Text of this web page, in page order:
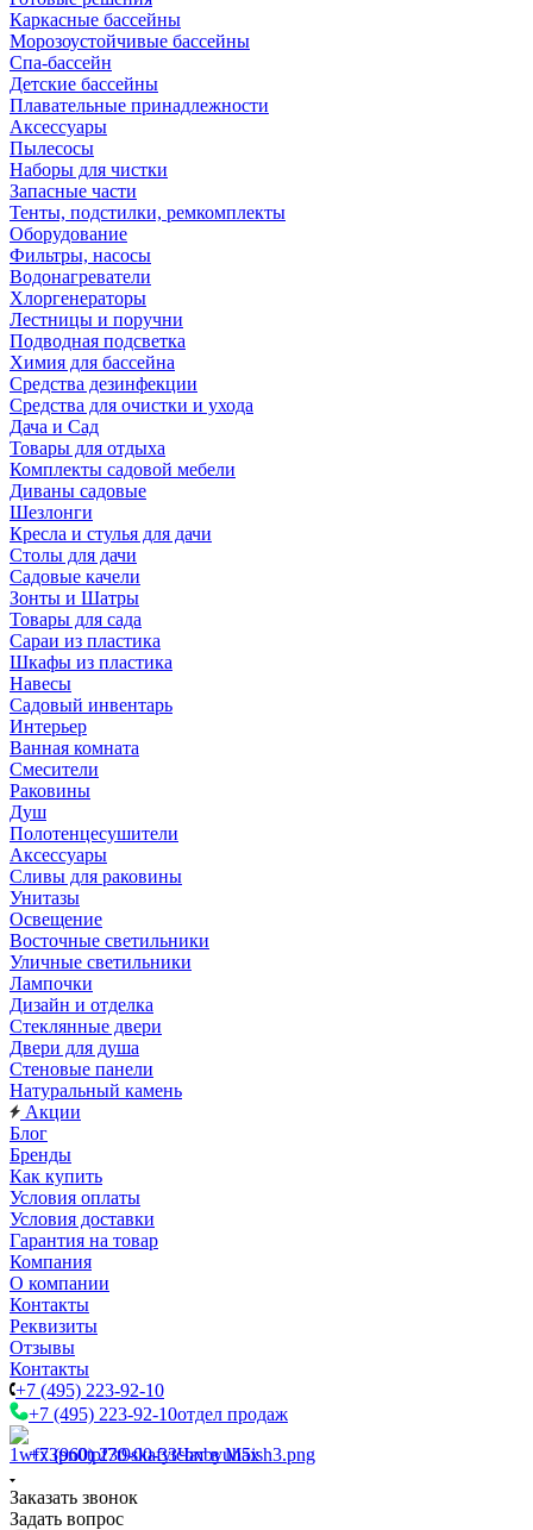
Каркасные бассейны
Морозоустойчивые бассейны
Спа-бассейн
Детские бассейны
Плавательные принадлежности
Аксессуары
Пылесосы
Наборы для чистки
Запасные части
Тенты, подстилки, ремкомплекты
Оборудование
Фильтры, насосы
Водонагреватели
Хлоргенераторы
Лестницы и поручни
Подводная подсветка
Химия для бассейна
Средства дезинфекции
Средства для очистки и ухода
Дача и Сад
Товары для отдыха
Комплекты садовой мебели
Диваны садовые
Шезлонги
Кресла и стулья для дачи
Столы для дачи
Садовые качели
Зонты и Шатры
Товары для сада
Сараи из пластика
Шкафы из пластика
Навесы
Садовый инвентарь
Интерьер
Ванная комната
Смесители
Раковины
Душ
Полотенцесушители
Аксессуары
Сливы для раковины
Унитазы
Освещение
Восточные светильники
Уличные светильники
Лампочки
Дизайн и отделка
Стеклянные двери
Двери для душа
Стеновые панели
Натуральный камень
Акции
Блог
Бренды
Как купить
Условия оплаты
Условия доставки
Гарантия на товар
Компания
О компании
Контакты
Реквизиты
Отзывы
Контакты
+7 (495) 223-92-10
+7 (495) 223-92-10отдел продаж
+7 (960) 230-00-33Чат в Max
Заказать звонок
Задать вопрос